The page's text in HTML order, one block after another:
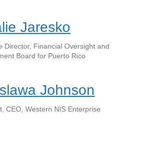
Jaresko
Director, Financial Oversight and
Board for Puerto Rico
Johnson
CEO, Western NIS Enterprise